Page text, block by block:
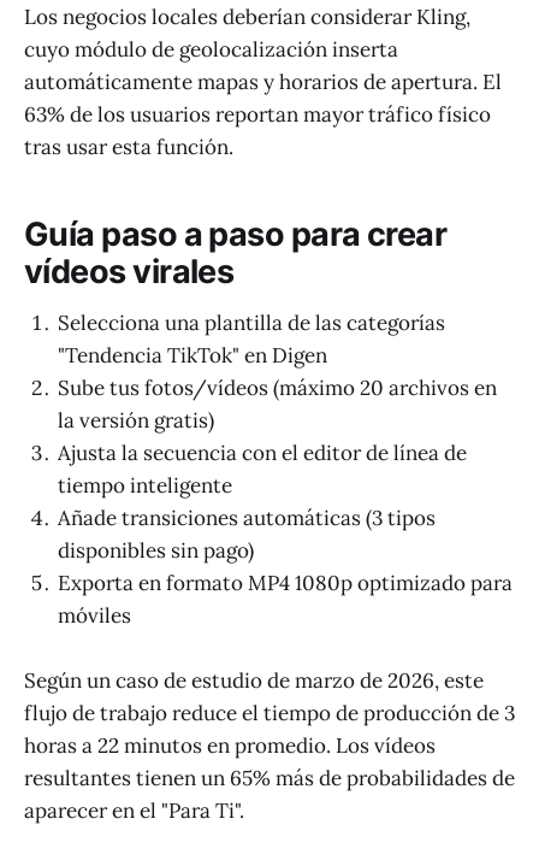
Los negocios locales deberían considerar Kling,
cuyo módulo de geolocalización inserta
automáticamente mapas y horarios de apertura. El
63% de los usuarios reportan mayor tráfico físico
tras usar esta función.
Guía paso a paso para crear
vídeos virales
Selecciona una plantilla de las categorías
"Tendencia TikTok" en Digen
Sube tus fotos/vídeos (máximo 20 archivos en
la versión gratis)
Ajusta la secuencia con el editor de línea de
tiempo inteligente
Añade transiciones automáticas (3 tipos
disponibles sin pago)
Exporta en formato MP4 1080p optimizado para
móviles
Según un caso de estudio de marzo de 2026, este
flujo de trabajo reduce el tiempo de producción de 3
horas a 22 minutos en promedio. Los vídeos
resultantes tienen un 65% más de probabilidades de
aparecer en el "Para Ti".